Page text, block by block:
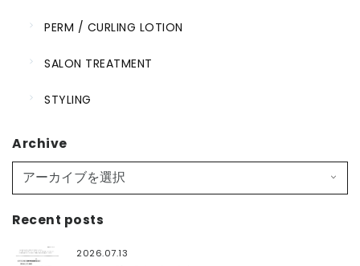
PERM / CURLING LOTION
SALON TREATMENT
STYLING
Archive
Recent posts
2026.07.13